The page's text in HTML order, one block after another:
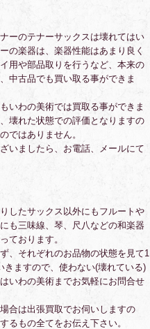
ーのテナーサックスは壊れてはい
の楽器は、楽器性能はあまり良く
用や部品取りを行うなど、本来の
中古品でも買い取る事ができま
いわの美術では買取る事ができま
壊れた状態での評価となりますの
ではありません。
いましたら、お電話、メールにて
したサックス以外にもフルートや
も三味線、琴、尺八などの和楽器
ております。
、それぞれのお品物の状態を見て1
きますので、使わない(壊れている)
いわの美術までお気軽にお問合せ
合は出張買取でお伺いしますの
るもの全てをお伝え下さい。